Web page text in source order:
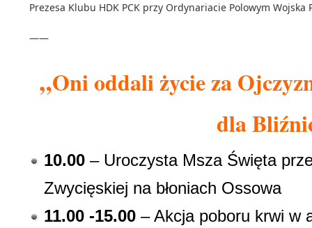
Prezesa Klubu HDK PCK przy Ordynariacie Polowym
——
„Oni oddali życie za
dla
10.00 – Uroczysta Msza Święta
Zwycięskiej na błoniach Ossowa
11.00 -15.00 – Akcja poboru krwi w